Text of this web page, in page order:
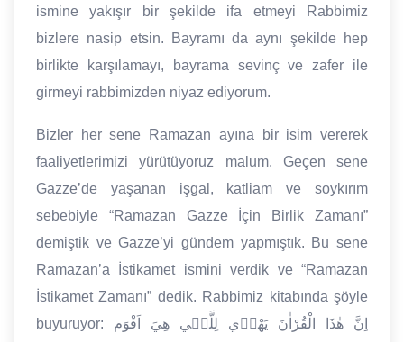
ismine yakışır bir şekilde ifa etmeyi Rabbimiz
bizlere nasip etsin. Bayramı da aynı şekilde hep
birlikte karşılamayı, bayrama sevinç ve zafer ile
girmeyi rabbimizden niyaz ediyorum.
Bizler her sene Ramazan ayına bir isim vererek
faaliyetlerimizi yürütüyoruz malum. Geçen sene
Gazze’de yaşanan işgal, katliam ve soykırım
sebebiyle “Ramazan Gazze İçin Birlik Zamanı”
demiştik ve Gazze’yi gündem yapmıştık. Bu sene
Ramazan’a İstikamet ismini verdik ve “Ramazan
İstikamet Zamanı” dedik. Rabbimiz kitabında şöyle
buyuruyor: اِنَّ هٰذَا الْقُرْاٰنَ يَهْد۪ي لِلَّت۪ي هِيَ اَقْوَم